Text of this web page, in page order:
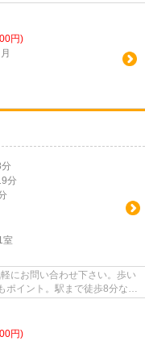
円)
分
分
室
にお問い合わせ下さい。歩い
イント。駅まで徒歩8分なの
円)